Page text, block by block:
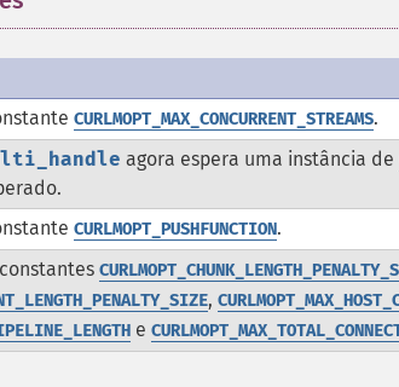
CURLMOPT_MAX_CONCURRENT_STREAMS.
agora espera uma instância de
CURLMOPT_PUSHFUNCTION.
,
e